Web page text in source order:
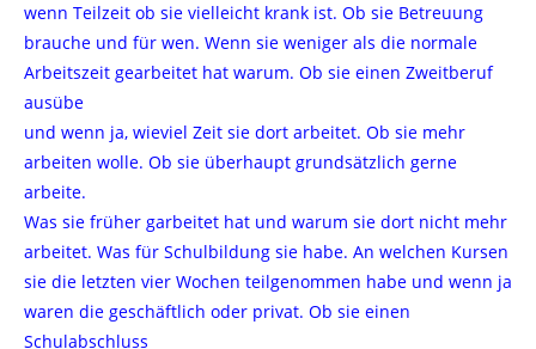
wenn Teilzeit ob sie vielleicht krank ist. Ob sie Betreuung
brauche und für wen. Wenn sie weniger als die normale
Arbeitszeit gearbeitet hat warum. Ob sie einen Zweitberuf
ausübe
und wenn ja, wieviel Zeit sie dort arbeitet. Ob sie mehr
arbeiten wolle. Ob sie überhaupt grundsätzlich gerne
arbeite.
Was sie früher garbeitet hat und warum sie dort nicht mehr
arbeitet. Was für Schulbildung sie habe. An welchen Kursen
sie die letzten vier Wochen teilgenommen habe und wenn ja
waren die geschäftlich oder privat. Ob sie einen
Schulabschluss